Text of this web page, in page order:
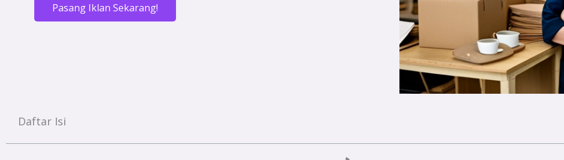
Pasang Iklan Sekarang!
Daftar Isi